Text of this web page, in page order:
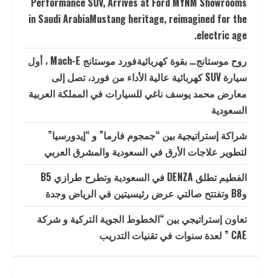
in Saudi ArabiaMustang heritage, reimagined for the
electric age.
روح موستانج… بقوة كهربائيةفورد موستانج Mach-E ، أول
سيارة SUV كهربائية عالية الأداء من فورد، تصل إلى
معارض محمد يوسف ناغي للسيارات في المملكة العربية
السعودية
شراكة إستراتيجية بين “جمجوم فارما” و “إيدورسيا”
لتطوير علاجات الأرق في السعودية والمشرق العربي
الفطيم تطلق DENZA في السعودية وتطرح طرازي B5
وB8 وتفتتح صالتي عرض رئيسيتين في الرياض وجدة
تعاون إستراتيجي بين “الخطوط الجوية التركية و شركة
CAE ” لعدة سنوات في تقنيات التدريب